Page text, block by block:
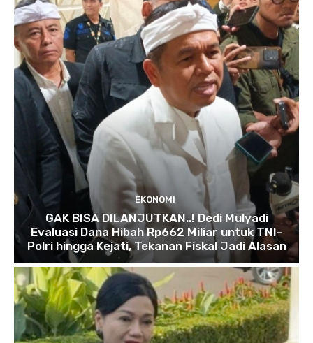
EKONOMI
GAK BISA DILANJUTKAN..! Dedi Mulyadi
Evaluasi Dana Hibah Rp662 Miliar untuk TNI-
Polri hingga Kejati, Tekanan Fiskal Jadi Alasan